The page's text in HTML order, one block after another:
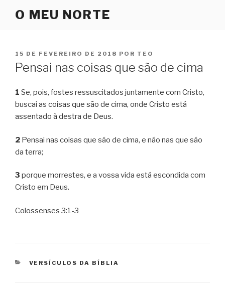
O MEU NORTE
PUBLICADO
EM
15 DE FEVEREIRO DE 2018 POR TEO
Pensai nas coisas que são de cima
1 Se, pois, fostes ressuscitados juntamente com Cristo,
buscai as coisas que são de cima, onde Cristo está
assentado à destra de Deus.
2 Pensai nas coisas que são de cima, e não nas que são
da terra;
3 porque morrestes, e a vossa vida está escondida com
Cristo em Deus.
Colossenses 3:1-3
CATEGORIAS
VERSÍCULOS DA BÍBLIA